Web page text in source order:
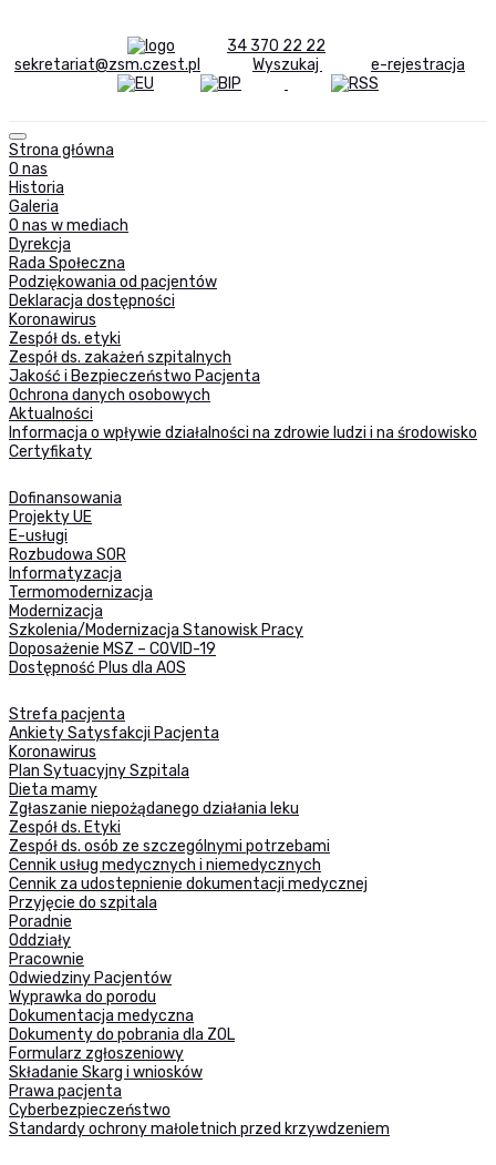
34 370 22 22
sekretariat@zsm.czest.pl
Wyszukaj e-rejestracja
Strona główna
O nas
Historia
Galeria
O nas w mediach
Dyrekcja
Rada Społeczna
Podziękowania od pacjentów
Deklaracja dostępności
Koronawirus
Zespół ds. etyki
Zespół ds. zakażeń szpitalnych
Jakość i Bezpieczeństwo Pacjenta
Ochrona danych osobowych
Aktualności
Informacja o wpływie działalności na zdrowie ludzi i na środowisko
Certyfikaty
Dofinansowania
Projekty UE
E-usługi
Rozbudowa SOR
Informatyzacja
Termomodernizacja
Modernizacja
Szkolenia/Modernizacja Stanowisk Pracy
Doposażenie MSZ – COVID-19
Dostępność Plus dla AOS
Strefa pacjenta
Ankiety Satysfakcji Pacjenta
Koronawirus
Plan Sytuacyjny Szpitala
Dieta mamy
Zgłaszanie niepożądanego działania leku
Zespół ds. Etyki
Zespół ds. osób ze szczególnymi potrzebami
Cennik usług medycznych i niemedycznych
Cennik za udostepnienie dokumentacji medycznej
Przyjęcie do szpitala
Poradnie
Oddziały
Pracownie
Odwiedziny Pacjentów
Wyprawka do porodu
Dokumentacja medyczna
Dokumenty do pobrania dla ZOL
Formularz zgłoszeniowy
Składanie Skarg i wniosków
Prawa pacjenta
Cyberbezpieczeństwo
Standardy ochrony małoletnich przed krzywdzeniem